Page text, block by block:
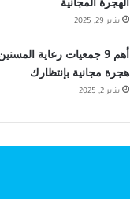
يناير 29, 2025
أهم 9 جمعيات رعاية
هجرة مجانية بإنتظارك
يناير 2, 2025